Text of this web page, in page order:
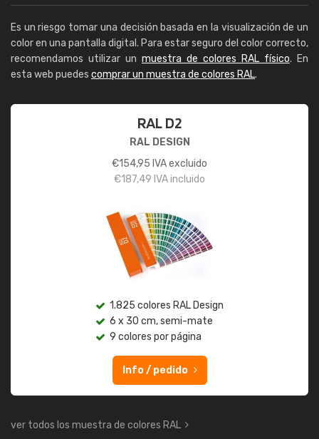
Es un riesgo tomar una decisión basada en la visualización de un
color en una pantalla digital. Para estar seguro del color correcto,
recomendamos utilizar un muestra de colores RAL físico. En
esta web puedes comprar un muestra de colores RAL.
RAL D2
RAL DESIGN
€154,95 IVA excluido
€187,49 IVA incluido
1.825 colores RAL Design
6 x 30 cm, semi-mate
9 colores por página
Info / pedido
ver todos los muestra de colores RAL